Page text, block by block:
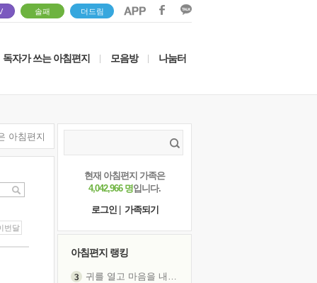
솔패 더드림
독자가 쓰는 아침편지 모음방 나눔터
아침편지
번달
현재 아침편지 가족은
4,042,966 명입니다.
로그인
가족되기
아침편지 랭킹
귀를 열고 마음을 내어주고